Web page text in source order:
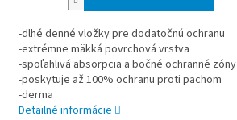
-dlhé denné vložky pre dodatočnú ochranu
-extrémne mäkká povrchová vrstva
-spoľahlivá absorpcia a bočné ochranné zóny
-poskytuje až 100% ochranu proti pachom
-derma
Detailné informácie